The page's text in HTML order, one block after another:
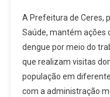
De
De
A Prefeitura de Ceres,
Saúde, mantém
dengue por meio do
que realizam visitas
população em
com a administração